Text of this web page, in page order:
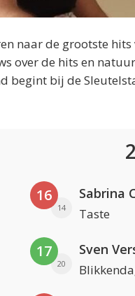
naar de grootste
over de hits en
begint bij de
16
14
Sabrina
Taste
17
20
Sven